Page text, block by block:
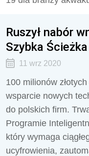
Ruszył nabór
Szybka
11 wrz 2020
100 milionów
wsparcie nowych
do polskich firm.
Programie
który wymaga
ucyfrowienia,